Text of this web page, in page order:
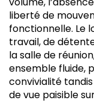
liberté de
fonctionnelle. Le
travail, de
la salle de
ensemble fluide,
convivialité
de vue paisible